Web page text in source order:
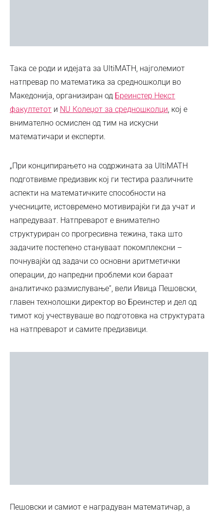
Така се роди и идејата за UltiMATH, најголемиот
натпревар по математика за средношколци во
Македонија, организиран од Бреинстер Некст
факултетот и NU Колеџот за средношколци, кој е
внимателно осмислен од тим на искусни
математичари и експерти.
„При конципирањето на содржината за UltiMATH
подготвивме предизвик кој ги тестира различните
аспекти на математичките способности на
учесниците, истовремено мотивирајќи ги да учат и
напредуваат. Натпреварот е внимателно
структуриран со прогресивна тежина, така што
задачите постепено стануваат покомплексни –
почнувајќи од задачи со основни аритметички
операции, до напредни проблеми кои бараат
аналитичко размислување“, вели Ивица Пешовски,
главен технолошки директор во Бреинстер и дел од
тимот кој учествуваше во подготовка на структурата
на натпреварот и самите предизвици.
Пешовски и самиот е наградуван математичар, а